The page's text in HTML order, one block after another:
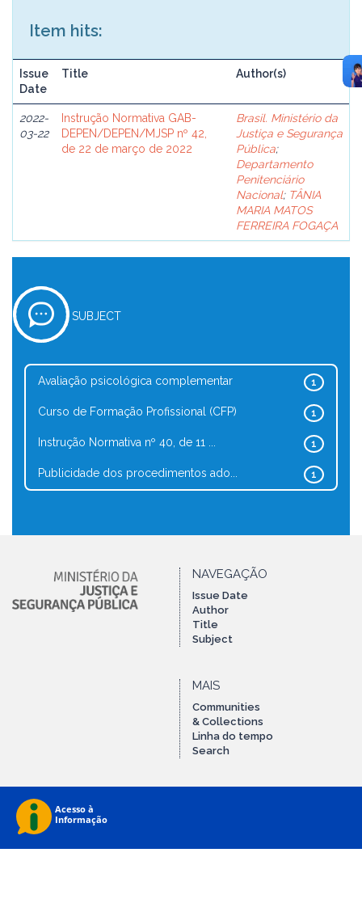
Item hits:
Issue
Date
Title Author(s)
2022-
03-22
Instrução Normativa GAB-
DEPEN/DEPEN/MJSP nº 42,
de 22 de março de 2022
Brasil. Ministério da
Justiça e Segurança
Pública;
Departamento
Penitenciário
Nacional; TÂNIA
MARIA MATOS
FERREIRA FOGAÇA
SUBJECT
1
Avaliação psicológica complementar
1
Curso de Formação Profissional (CFP)
1
Instrução Normativa nº 40, de 11 ...
1
Publicidade dos procedimentos ado...
NAVEGAÇÃO
Issue Date
Author
Title
Subject
MAIS
Communities
& Collections
Linha do tempo
Search